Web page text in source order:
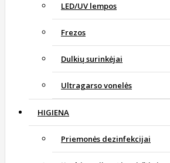
LED/UV lempos
Frezos
Dulkių surinkėjai
Ultragarso vonelės
HIGIENA
Priemonės dezinfekcijai